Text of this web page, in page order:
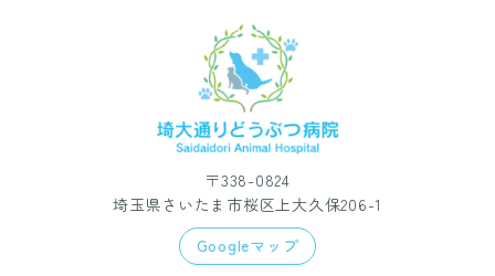
〒338-0824
埼玉県さいたま市桜区上大久保206-1
Googleマップ